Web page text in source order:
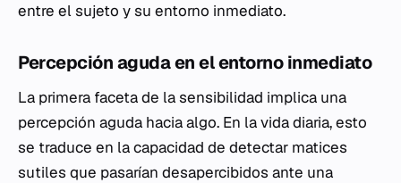
entre el sujeto y su entorno inmediato.
Percepción aguda en el entorno inmediato
La primera faceta de la sensibilidad implica una
percepción aguda hacia algo. En la vida diaria, esto
se traduce en la capacidad de detectar matices
sutiles que pasarían desapercibidos ante una